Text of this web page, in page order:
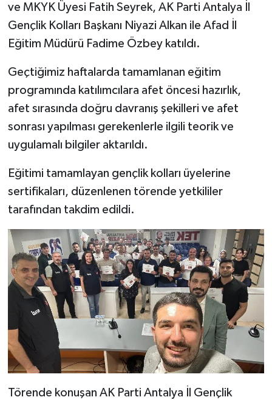
ve MKYK Üyesi Fatih Seyrek, AK Parti Antalya İl
Gençlik Kolları Başkanı Niyazi Alkan ile Afad İl
Eğitim Müdürü Fadime Özbey katıldı.
Geçtiğimiz haftalarda tamamlanan eğitim
programında katılımcılara afet öncesi hazırlık,
afet sırasında doğru davranış şekilleri ve afet
sonrası yapılması gerekenlerle ilgili teorik ve
uygulamalı bilgiler aktarıldı.
Eğitimi tamamlayan gençlik kolları üyelerine
sertifikaları, düzenlenen törende yetkililer
tarafından takdim edildi.
Törende konuşan AK Parti Antalya İl Gençlik